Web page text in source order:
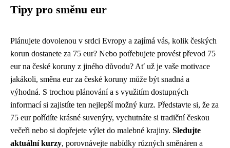
Tipy pro směnu eur
Plánujete dovolenou v srdci Evropy a zajímá vás, kolik českých
korun dostanete za 75 eur? Nebo potřebujete provést převod 75
eur na české koruny z jiného důvodu? Ať už je vaše motivace
jakákoli, směna eur za české koruny může být snadná a
výhodná. S trochou plánování a s využitím dostupných
informací si zajistíte ten nejlepší možný kurz. Představte si, že za
75 eur pořídíte krásné suvenýry, vychutnáte si tradiční českou
večeři nebo si dopřejete výlet do malebné krajiny. Sledujte
aktuální kurzy, porovnávejte nabídky různých směnáren a